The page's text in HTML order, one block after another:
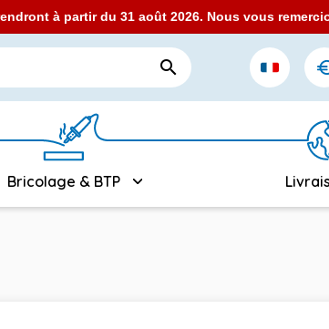
à partir du 31 août 2026. Nous vous

Bricolage & BTP